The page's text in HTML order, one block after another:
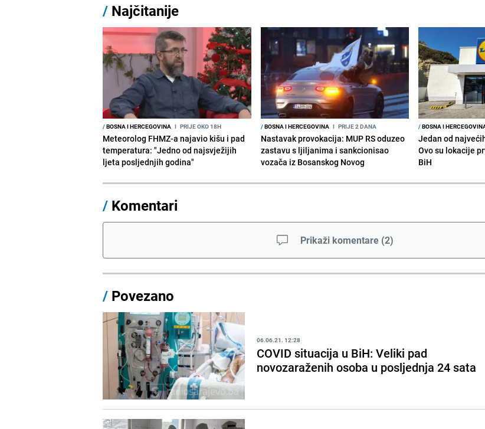
/ Najčitanije
/BOSNA I HERCEGOVINA I PRIJE OKO 18H
Meteorolog FHMZ-a najavio kišu i pad
temperatura: "Jedno od najsvježijih
ljeta posljednjih godina"
/BOSNA I HERCEGOVINA I PRIJE 2 DANA
Nastavak provokacija: MUP RS oduzeo
zastavu s ljiljanima i sankcionisao
vozača iz Bosanskog Novog
/BOSNA I
Jedan od
Ovo su lokacije
BiH
/ Komentari
Prikaži komentare (2)
/ Povezano
06.06.21. 12:28
COVID situacija u BiH: Veliki pad
novozaraženih osoba u posljednja 24 sata